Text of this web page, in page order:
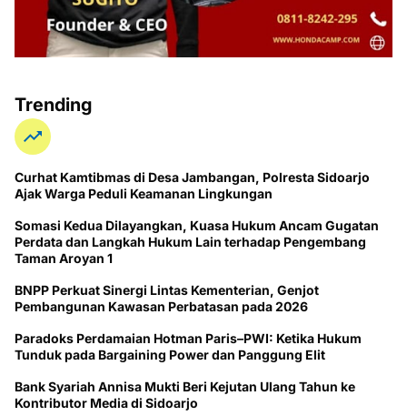
Trending
Curhat Kamtibmas di Desa Jambangan, Polresta Sidoarjo
Ajak Warga Peduli Keamanan Lingkungan
Somasi Kedua Dilayangkan, Kuasa Hukum Ancam Gugatan
Perdata dan Langkah Hukum Lain terhadap Pengembang
Taman Aroyan 1
BNPP Perkuat Sinergi Lintas Kementerian, Genjot
Pembangunan Kawasan Perbatasan pada 2026
Paradoks Perdamaian Hotman Paris–PWI: Ketika Hukum
Tunduk pada Bargaining Power dan Panggung Elit
Bank Syariah Annisa Mukti Beri Kejutan Ulang Tahun ke
Kontributor Media di Sidoarjo